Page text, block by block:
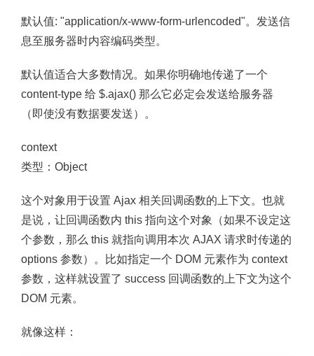
默认值: "application/x-www-form-urlencoded"。发送信
息至服务器时内容编码类型。
默认值适合大多数情况。如果你明确地传递了一个
content-type 给 $.ajax() 那么它必定会发送给服务器
（即使没有数据要发送）。
context
类型：Object
这个对象用于设置 Ajax 相关回调函数的上下文。也就
是说，让回调函数内 this 指向这个对象（如果不设定这
个参数，那么 this 就指向调用本次 AJAX 请求时传递的
options 参数）。比如指定一个 DOM 元素作为 context
参数，这样就设置了 success 回调函数的上下文为这个
DOM 元素。
就像这样：